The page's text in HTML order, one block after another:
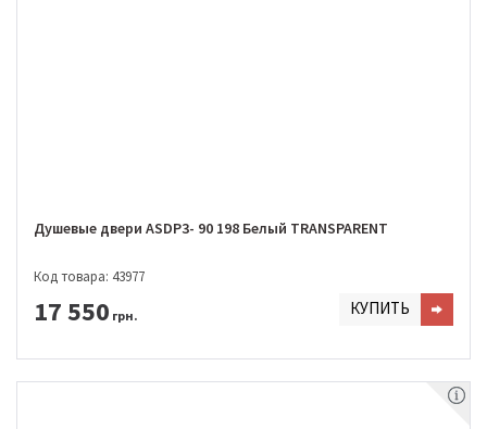
Душевые двери ASDP3- 90 198 Белый TRANSPARENT
Код товара: 43977
17 550 грн. КУПИТЬ